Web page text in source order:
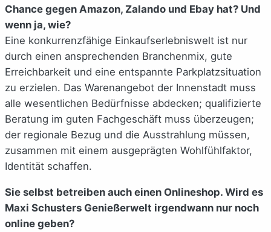
Chance gegen Amazon, Zalando und Ebay hat? Und
wenn ja, wie?
Eine konkurrenzfähige Einkaufserlebniswelt ist nur
durch einen ansprechenden Branchenmix, gute
Erreichbarkeit und eine entspannte Parkplatzsituation
zu erzielen. Das Warenangebot der Innenstadt muss
alle wesentlichen Bedürfnisse abdecken; qualifizierte
Beratung im guten Fachgeschäft muss überzeugen;
der regionale Bezug und die Ausstrahlung müssen,
zusammen mit einem ausgeprägten Wohlfühlfaktor,
Identität schaffen.
Sie selbst betreiben auch einen Onlineshop. Wird es
Maxi Schusters Genießerwelt irgendwann nur noch
online geben?